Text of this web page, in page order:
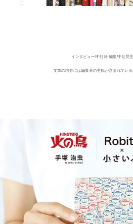
インタビュー/中辻渚 編集/中辻晃
文章の内容には編集者の主観が含まれている